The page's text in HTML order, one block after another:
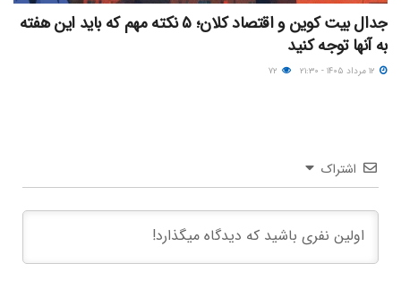
جدال بیت کوین و اقتصاد کلان؛ ۵ نکته مهم که باید این هفته
به آنها توجه کنید
اشتراک